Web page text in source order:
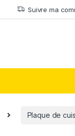
Suivre ma
Plaque de